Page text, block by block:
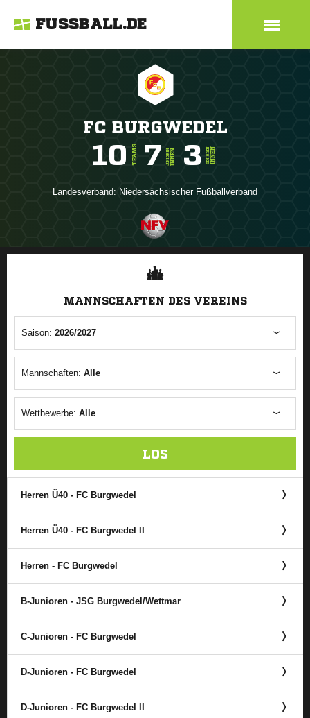
FUSSBALL.DE
FC BURGWEDEL
10 TEAMS 7 JUNIORENINNEN 3 SENIORENINNEN
Landesverband: Niedersächsischer Fußballverband
ANZEIGE
MANNSCHAFTEN DES VEREINS
Saison: 2026/2027
Mannschaften: Alle
Wettbewerbe: Alle
LOS
Herren Ü40 - FC Burgwedel
Herren Ü40 - FC Burgwedel II
Herren - FC Burgwedel
B-Junioren - JSG Burgwedel/​Wettmar
C-Junioren - FC Burgwedel
D-Junioren - FC Burgwedel
D-Junioren - FC Burgwedel II